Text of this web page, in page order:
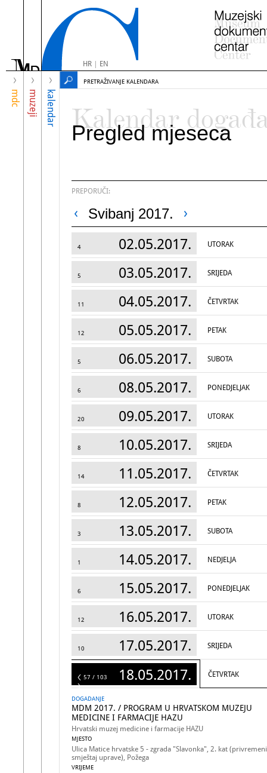
HR| EN
mdc muzeji kalendar
PRETRAŽIVANJE KALENDARA
Kalendar
Pregled mjeseca
PREPORUČI:
Svibanj 2017.
4 02.05.2017. UTORAK
5 03.05.2017. SRIJEDA
11 04.05.2017. ČETVRTAK
12 05.05.2017. PETAK
5 06.05.2017. SUBOTA
6 08.05.2017. PONEDJELJAK
20 09.05.2017. UTORAK
8 10.05.2017. SRIJEDA
14 11.05.2017. ČETVRTAK
8 12.05.2017. PETAK
3 13.05.2017. SUBOTA
1 14.05.2017. NEDJELJA
6 15.05.2017. PONEDJELJAK
12 16.05.2017. UTORAK
10 17.05.2017. SRIJEDA
103 18.05.2017. ČETVRTAK
57 / 103
DOGADANJE
MDM 2017. / PROGRAM U HRVATSKOM MUZEJU
MEDICINE I FARMACIJE HAZU
Hrvatski muzej medicine i farmacije HAZU
MJESTO
Ulica Matice hrvatske 5 - zgrada "Slavonka", 2. kat (privremeni
smještaj uprave), Požega
VRIJEME